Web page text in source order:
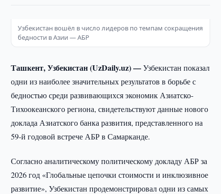
Узбекистан вошёл в число лидеров по темпам сокращения
бедности в Азии — АБР
Ташкент, Узбекистан (UzDaily.uz) —Узбекистан показал
одни из наиболее значительных результатов в борьбе с
бедностью среди развивающихся экономик Азиатско-
Тихоокеанского региона, свидетельствуют данные нового
доклада Азиатского банка развития, представленного на
59-й годовой встрече АБР в Самарканде.
Согласно аналитическому политическому докладу АБР за
2026 год «Глобальные цепочки стоимости и инклюзивное
развитие», Узбекистан продемонстрировал одни из самых